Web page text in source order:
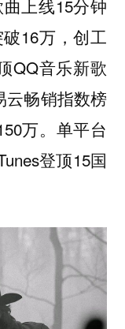
上线15分钟
16万，创工
QQ音乐新歌
云畅销指数榜
万。单平台
登顶15国